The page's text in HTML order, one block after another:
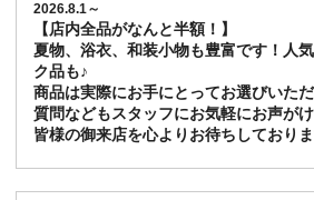
2026.8.1～
【店内全品がなんと半額！】
夏物、浴衣、和装小物も豊富です！人
ク品も♪
商品は実際にお手にとってお選びいただ
質問などもスタッフにお気軽にお声が
皆様の御来店を心よりお待ちしておりま